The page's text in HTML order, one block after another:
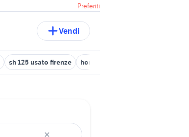
Preferiti
Vendi
sh 125 usato firenze honda sh 125 moto Toscana